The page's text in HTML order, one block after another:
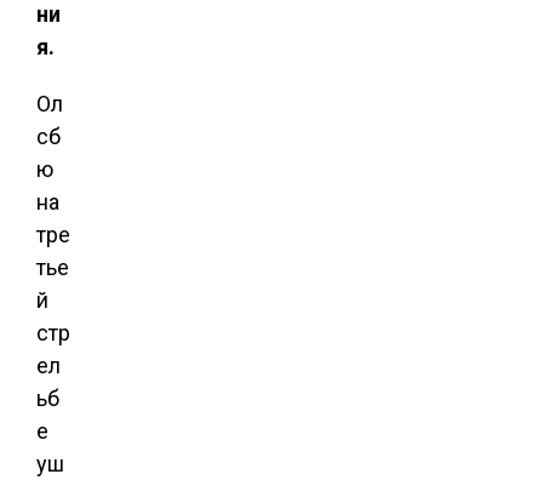
ни
я.
Ол
сб
ю
на
тре
тье
й
стр
ел
ьб
е
уш